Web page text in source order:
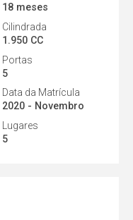
18 meses
Cilindrada
1.950 CC
Portas
5
Data da Matrícula
2020 - Novembro
Lugares
5